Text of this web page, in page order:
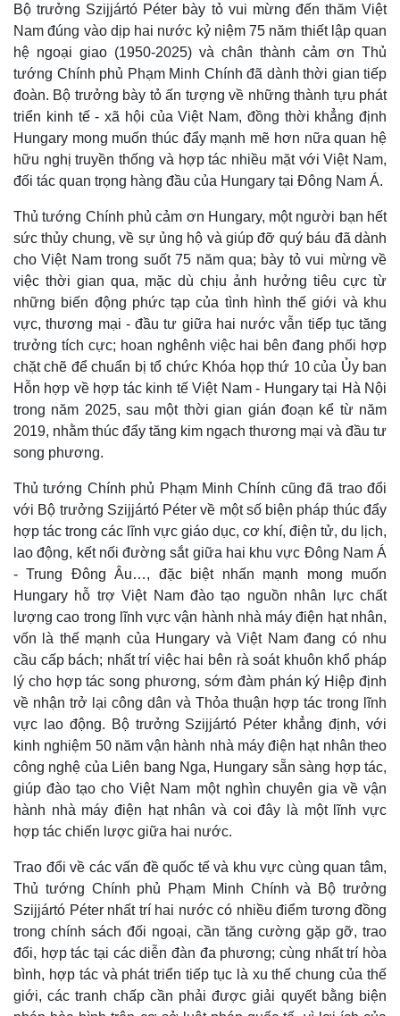
Kinh tế
Bất động sản
Khởi nghiệp
Thị trường
Giá vàng
Tiêu dùng
Tỷ giá
Chứng khoán
Giá cà phê
Pháp luật
Vụ án
Tin nóng
Tư vấn luật
Quân sự - Quốc phòng
Vũ khí
Việt Nam
Phân tích
Thể thao
Bóng đá
Lịch thi đấu bóng đá
Thế giới thể thao
eSports
Ô tô - Xe máy
Xe máy
Tư vấn
Bộ trưởng Szijjártó Péter bày tỏ vui mừng đến thăm Việt
Nam đúng vào dịp hai nước kỷ niệm 75 năm thiết lập quan
hệ ngoại giao (1950-2025) và chân thành cảm ơn Thủ
tướng Chính phủ Phạm Minh Chính đã dành thời gian tiếp
đoàn. Bộ trưởng bày tỏ ấn tượng về những thành tựu phát
triển kinh tế - xã hội của Việt Nam, đồng thời khẳng định
Hungary mong muốn thúc đẩy mạnh mẽ hơn nữa quan hệ
hữu nghị truyền thống và hợp tác nhiều mặt với Việt Nam,
đối tác quan trọng hàng đầu của Hungary tại Đông Nam Á.
Thủ tướng Chính phủ cảm ơn Hungary, một người bạn hết
sức thủy chung, về sự ủng hộ và giúp đỡ quý báu đã dành
cho Việt Nam trong suốt 75 năm qua; bày tỏ vui mừng về
việc thời gian qua, mặc dù chịu ảnh hưởng tiêu cực từ
những biến động phức tạp của tình hình thế giới và khu
vực, thương mại - đầu tư giữa hai nước vẫn tiếp tục tăng
trưởng tích cực; hoan nghênh việc hai bên đang phối hợp
chặt chẽ để chuẩn bị tổ chức Khóa họp thứ 10 của Ủy ban
Hỗn hợp về hợp tác kinh tế Việt Nam - Hungary tại Hà Nội
trong năm 2025, sau một thời gian gián đoạn kể từ năm
2019, nhằm thúc đẩy tăng kim ngạch thương mại và đầu tư
song phương.
Thủ tướng Chính phủ Phạm Minh Chính cũng đã trao đổi
với Bộ trưởng Szijjártó Péter về một số biện pháp thúc đẩy
hợp tác trong các lĩnh vực giáo dục, cơ khí, điện tử, du lịch,
lao động, kết nối đường sắt giữa hai khu vực Đông Nam Á
- Trung Đông Âu…, đặc biệt nhấn mạnh mong muốn
Hungary hỗ trợ Việt Nam đào tạo nguồn nhân lực chất
lượng cao trong lĩnh vực vận hành nhà máy điện hạt nhân,
vốn là thế mạnh của Hungary và Việt Nam đang có nhu
cầu cấp bách; nhất trí việc hai bên rà soát khuôn khổ pháp
lý cho hợp tác song phương, sớm đàm phán ký Hiệp định
về nhận trở lại công dân và Thỏa thuận hợp tác trong lĩnh
vực lao động. Bộ trưởng Szijjártó Péter khẳng định, với
kinh nghiệm 50 năm vận hành nhà máy điện hạt nhân theo
công nghệ của Liên bang Nga, Hungary sẵn sàng hợp tác,
giúp đào tạo cho Việt Nam một nghìn chuyên gia về vận
hành nhà máy điện hạt nhân và coi đây là một lĩnh vực
hợp tác chiến lược giữa hai nước.
Trao đổi về các vấn đề quốc tế và khu vực cùng quan tâm,
Thủ tướng Chính phủ Phạm Minh Chính và Bộ trưởng
Szijjártó Péter nhất trí hai nước có nhiều điểm tương đồng
trong chính sách đối ngoại, cần tăng cường gặp gỡ, trao
đổi, hợp tác tại các diễn đàn đa phương; cùng nhất trí hòa
bình, hợp tác và phát triển tiếp tục là xu thế chung của thế
giới, các tranh chấp cần phải được giải quyết bằng biện